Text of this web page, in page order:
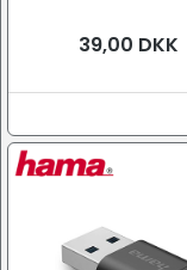
39,00 DKK